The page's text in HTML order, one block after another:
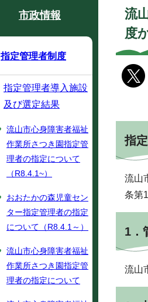
流
度
指
流山
条第
1．
流山
市政情報
指定管理者制度
指定管理者導入施設
及び選定結果
流山市心身障害者福祉
作業所さつき園指定管
理者の指定について
（R8.4.1~）
おおたかの森児童セン
ター指定管理者の指定
について（R8.4.1～）
流山市心身障害者福祉
作業所さつき園指定管
理者の指定について